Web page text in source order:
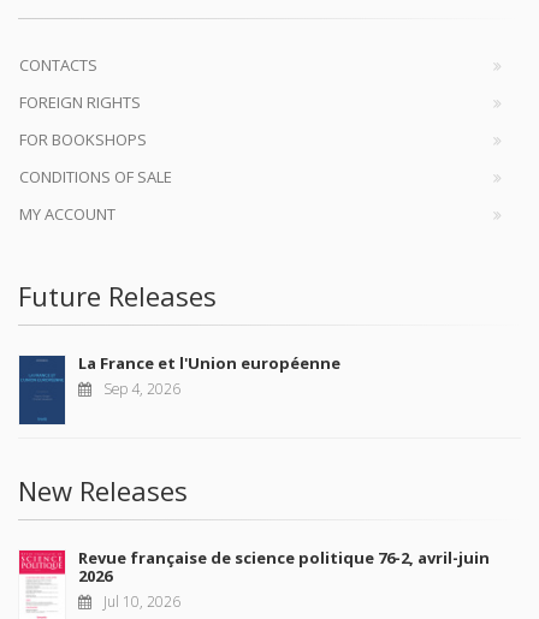
CONTACTS
FOREIGN RIGHTS
FOR BOOKSHOPS
CONDITIONS OF SALE
MY ACCOUNT
Future Releases
La France et l'Union européenne
Sep 4, 2026
New Releases
Revue française de science politique 76-2, avril-juin
2026
Jul 10, 2026